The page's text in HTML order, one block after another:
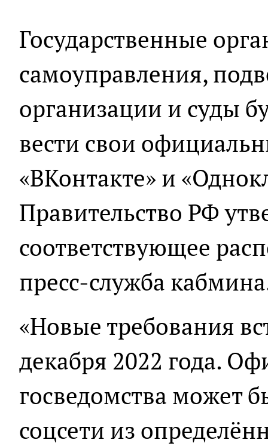
Государственные
самоуправления,
организации и суды
вести свои
«ВКонтакте» и
Правительство РФ
соответствующее
пресс-служба
«Новые требования
декабря 2022 года.
госведомства может
соцсети из